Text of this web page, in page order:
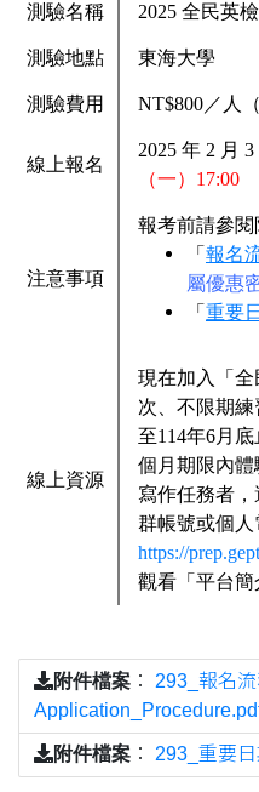
測驗名稱 2025 全民英
測驗地點 東海大學
測驗費用 NT$800／人
線上報名
2025 年 2 月
（一）17:00
注意事項
報考前請參閱
「 報名
屬優惠
「 重要
線上資源
現在加入「全
次、不限期
至114年6月
個月期限內
寫作任務者
群帳號或個
https://
觀看「平台簡
附件檔案 ： 293_報名
附件檔案 ： 293_重要